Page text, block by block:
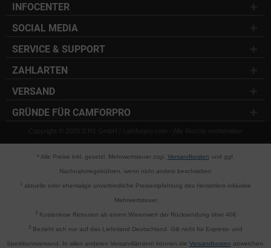
INFOCENTER
SOCIAL MEDIA
SERVICE & SUPPORT
ZAHLARTEN
VERSAND
GRÜNDE FÜR CAMFORPRO
Copyright © 2025 S.H1 GmbH / camforpro.com - Alle Rechte vorbehalten
* Alle Preise inkl. gesetzl. Mehrwertsteuer zzgl. Versandkosten und ggf.
Nachnahmegebühren, wenn nicht anders beschrieben
aktuelle oder ehemalige unverbindliche Preisempfehlung des Herstellers inklusive
Mehrwertsteuer
2Kostenlose Retouren ab einem Warenwert der Rücksendung über 40€
3 Bezieht sich nur auf das Lieferland Deutschland. Gilt nicht für Express- und
Speditionsversand. In allen anderen Versandländern können die Versandkosten abweichen.